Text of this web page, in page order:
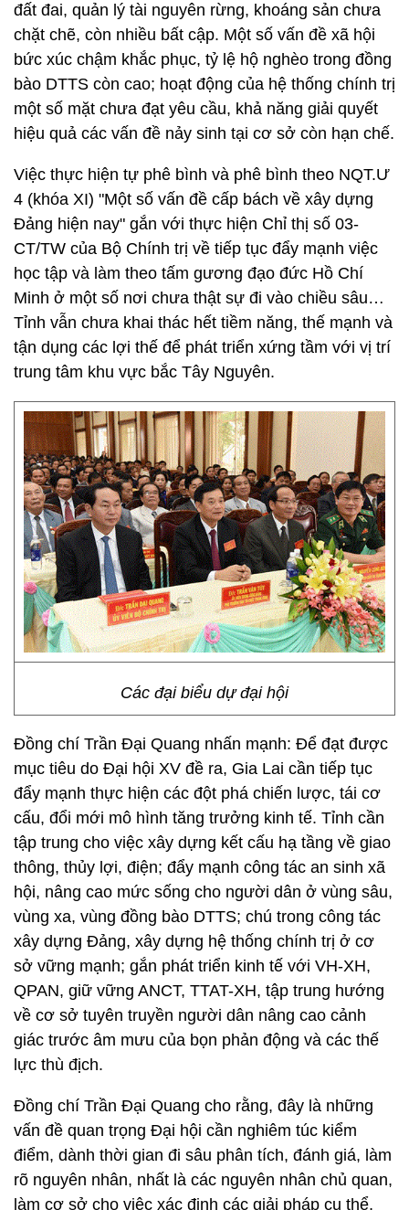
đất đai, quản lý tài nguyên rừng, khoáng sản chưa
chặt chẽ, còn nhiều bất cập. Một số vấn đề xã hội
bức xúc chậm khắc phục, tỷ lệ hộ nghèo trong đồng
bào DTTS còn cao; hoạt động của hệ thống chính trị
một số mặt chưa đạt yêu cầu, khả năng giải quyết
hiệu quả các vấn đề nảy sinh tại cơ sở còn hạn chế.
Việc thực hiện tự phê bình và phê bình theo NQT.Ư
4 (khóa XI) "Một số vấn đề cấp bách về xây dựng
Đảng hiện nay" gắn với thực hiện Chỉ thị số 03-
CT/TW của Bộ Chính trị về tiếp tục đẩy mạnh việc
học tập và làm theo tấm gương đạo đức Hồ Chí
Minh ở một số nơi chưa thật sự đi vào chiều sâu…
Tỉnh vẫn chưa khai thác hết tiềm năng, thế mạnh và
tận dụng các lợi thế để phát triển xứng tầm với vị trí
trung tâm khu vực bắc Tây Nguyên.
Các đại biểu dự đại hội
Đồng chí Trần Đại Quang nhấn mạnh: Để đạt được
mục tiêu do Đại hội XV đề ra, Gia Lai cần tiếp tục
đẩy mạnh thực hiện các đột phá chiến lược, tái cơ
cấu, đổi mới mô hình tăng trưởng kinh tế. Tỉnh cần
tập trung cho việc xây dựng kết cấu hạ tầng về giao
thông, thủy lợi, điện; đẩy mạnh công tác an sinh xã
hội, nâng cao mức sống cho người dân ở vùng sâu,
vùng xa, vùng đồng bào DTTS; chú trong công tác
xây dựng Đảng, xây dựng hệ thống chính trị ở cơ
sở vững mạnh; gắn phát triển kinh tế với VH-XH,
QPAN, giữ vững ANCT, TTAT-XH, tập trung hướng
về cơ sở tuyên truyền người dân nâng cao cảnh
giác trước âm mưu của bọn phản động và các thế
lực thù địch.
Đồng chí Trần Đại Quang cho rằng, đây là những
vấn đề quan trọng Đại hội cần nghiêm túc kiểm
điểm, dành thời gian đi sâu phân tích, đánh giá, làm
rõ nguyên nhân, nhất là các nguyên nhân chủ quan,
làm cơ sở cho việc xác định các giải pháp cụ thể,